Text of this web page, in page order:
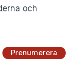
och
Prenumerera